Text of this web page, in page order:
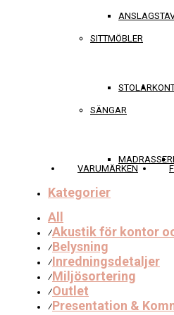
SITTMÖBLER
STOLAR
SÄNGAR
MADRASSER
VARUMÄRKEN
Kategorier
All
⁄Akustik för kontor
⁄Belysning
⁄Inredningsdetaljer
⁄Miljösortering
⁄Outlet
⁄Presentation &